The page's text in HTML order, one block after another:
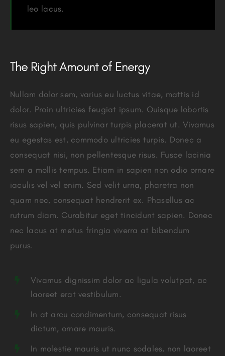
leo lacus.
The Right Amount of Energy
Nullam dolor sem, varius eu luctus vitae, mattis id
dolor. Proin ultricies feugiat ipsum. Quisque lobortis
risus sapien, quis pulvinar turpis placerat ut. Vivamus
eu egestas est, commodo ultricies turpis. Donec a
consequat nisi, non pellentesque risus. Fusce lacinia
sem a mollis tempus. Etiam in sapien non odio ornare
iaculis vel vel enim. Sed velit urna, pharetra non
quam nec, consequat hendrerit ex. Phasellus ac
rutrum diam. Curabitur eget tincidunt sapien. Donec
nec lacus at metus fringia viverra at bibendum
purus.
Vivamus dignissim dolor ac ligula volutpat, ac
laoreet erat vestibulum.
In at arcu condimentum, consequat risus
dictum, ornare mauris.
In molestie mauris ut nunc sodales, non laoreet